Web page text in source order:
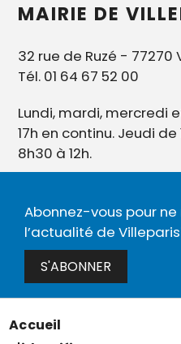
MAIRIE DE
32 rue de Ruzé - 77270
Tél. 01 64 67 52 00
Lundi, mardi, mercredi
17h en continu. Jeudi
8h30 à 12h.
Abonnez-vous pour
l’actualité de
S'ABONNER
Menu
Accueil